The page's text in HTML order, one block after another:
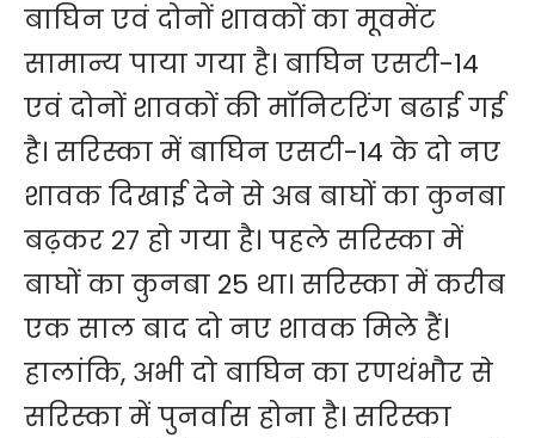
बाघिन एवं दोनों शावकों का मूवमेंट
सामान्य पाया गया है। बाघिन एसटी-14
एवं दोनों शावकों की मॉनिटरिंग बढाई गई
है। सरिस्का में बाघिन एसटी-14 के दो नए
शावक दिखाई देने से अब बाघों का कुनबा
बढ़कर 27 हो गया है। पहले सरिस्का में
बाघों का कुनबा 25 था। सरिस्का में करीब
एक साल बाद दो नए शावक मिले हैं।
हालांकि, अभी दो बाघिन का रणथंभौर से
सरिस्का में पुनर्वास होना है। सरिस्का